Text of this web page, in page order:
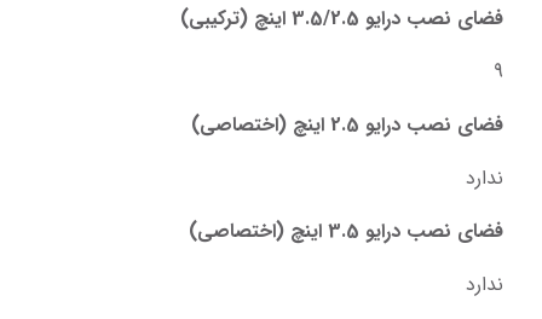
فضای نصب درایو 3.5/2.5 اینچ (ترکیبی)
9
فضای نصب درایو 2.5 اینچ (اختصاصی)
ندارد
فضای نصب درایو 3.5 اینچ (اختصاصی)
ندارد